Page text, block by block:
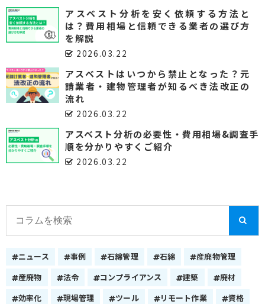
アスベスト分析を安く依頼する方法と
は？費用相場と信頼できる業者の選び方
を解説
2026.03.22
アスベストはいつから禁止となった？元
請業者・建物管理者が知るべき法改正の
流れ
2026.03.22
アスベスト分析の必要性・費用相場&調査手
順を分かりやすくご紹介
2026.03.22
ニュース 事例 石綿管理 石綿
産廃物管理
産廃物
法令 コンプライアンス 建築
廃材
効率化
現場管理 ツール リモート作業
資格